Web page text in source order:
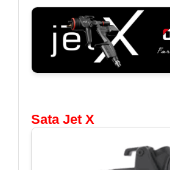
Sata Jet X